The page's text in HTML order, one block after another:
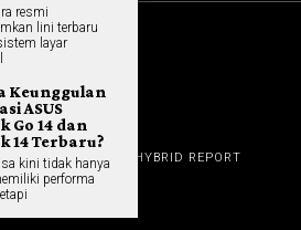
AI (NEW TECH)
HYBRID REPORT
resmi
lini terbaru
layar
Keunggulan
ASUS
Go 14 dan
14 Terbaru?
kini tidak hanya
performa